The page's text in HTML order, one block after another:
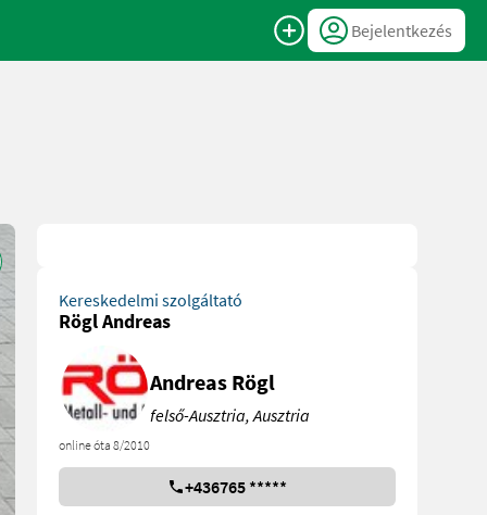
Bejelentkezés
Kereskedelmi szolgáltató
Rögl Andreas
online óta 8/2010
Andreas Rögl
felső-Ausztria, Ausztria
+436765 *****